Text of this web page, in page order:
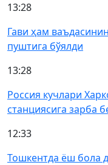
13:28
Гави ҳам
пуштига бўялди
13:28
Россия кучлари
станциясига зарба
12:33
Тошкентда ёш бола